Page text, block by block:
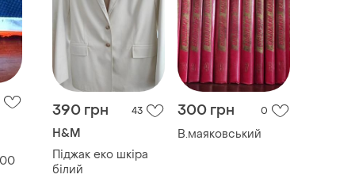
390 грн 43
H&M
Піджак еко шкіра
білий
300 грн 0
В.маяковський